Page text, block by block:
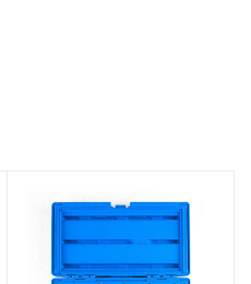
давления;
в практичном
для хранения и